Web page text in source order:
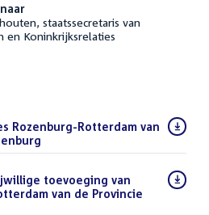
staatssecretaris van
en Koninkrijksrelaties
Rozenburg-Rotterdam van
toevoeging van
van de Provincie